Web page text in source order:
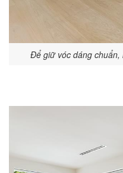
Để giữ vóc dáng